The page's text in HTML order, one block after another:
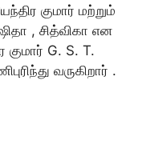
குமார் மற்றும்
, சித்விகா என
G. S. T.
வருகிறார் .